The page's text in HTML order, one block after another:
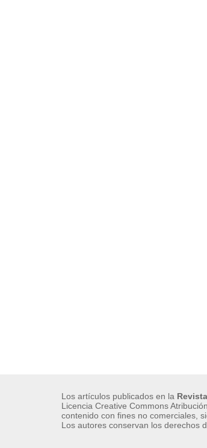
Los artículos publicados en la
Licencia Creative Commons
contenido con fines no comerciales,
Los autores conservan los derechos